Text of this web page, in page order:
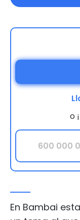
o
En Bambai